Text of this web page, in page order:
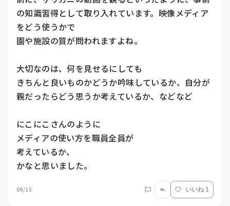
の知識習得として取り入れています。映像メディア
をどう使うかで
園や施設の質が問われますよね。
大切なのは、何を見せるにしても
きちんと良いものかどうか吟味しているか、自分が
親だったらどう思うか考えているか、などなど
にこにこさんのように
メディアの使い方を職員全員が
考えているか、
かなと思いました。
09/15 いいね 1